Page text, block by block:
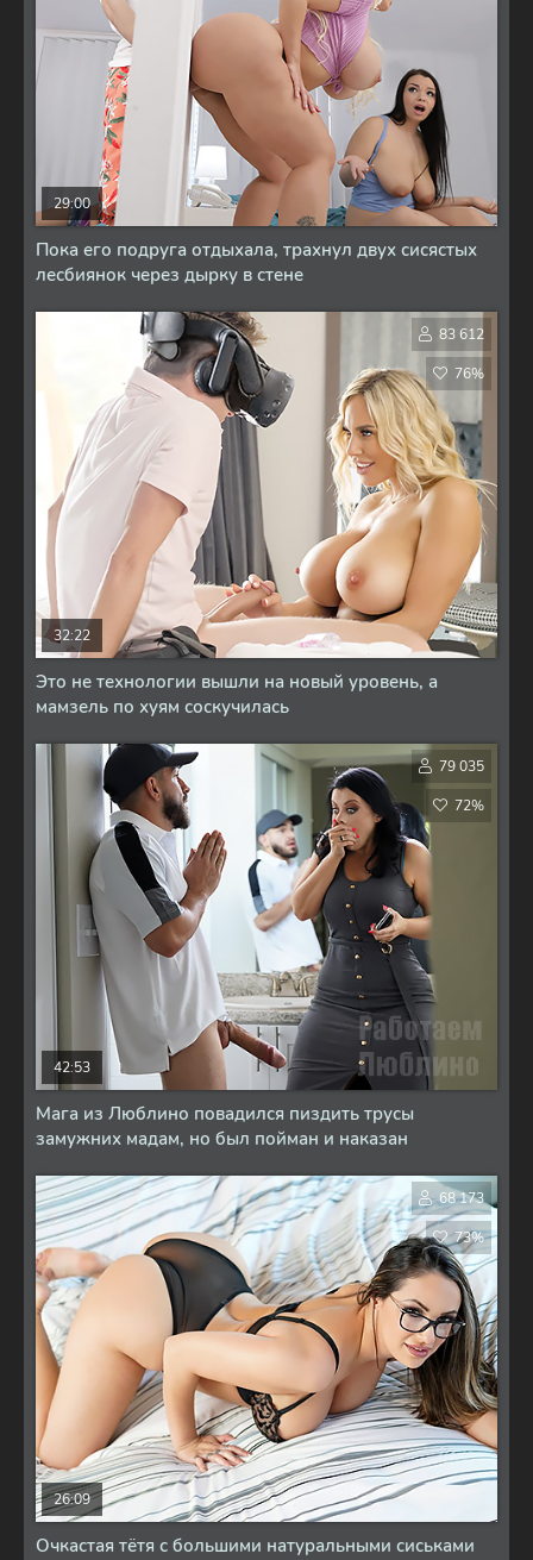
Пока его подруга отдыхала, трахнул двух сисястых
лесбиянок через дырку в стене
29:00
Это не технологии вышли на новый уровень, а
мамзель по хуям соскучилась
32:22
83 612
76%
Мага из Люблино повадился пиздить трусы
замужних мадам, но был пойман и наказан
42:53
79 035
72%
Очкастая тётя с большими натуральными сиськами
26:09
68 173
73%